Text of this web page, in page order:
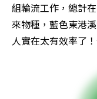
組輪流工作，總計
來物種，藍色東港
人實在太有效率了